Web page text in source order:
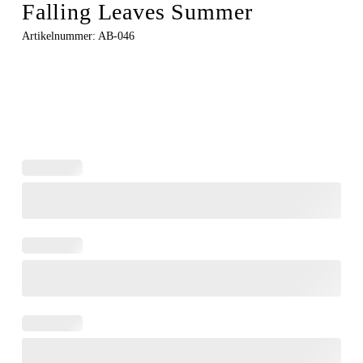
Falling Leaves Summer
Artikelnummer: AB-046